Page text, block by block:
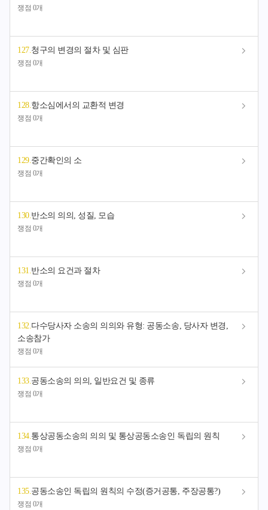
쟁점 0개
127.청구의 변경의 절차 및 심판
쟁점 0개
128.항소심에서의 교환적 변경
쟁점 0개
129.중간확인의 소
쟁점 0개
130.반소의 의의, 성질, 모습
쟁점 0개
131.반소의 요건과 절차
쟁점 0개
132.다수당사자 소송의 의의와 유형: 공동소송, 당사자 변경,
소송참가
쟁점 0개
133.공동소송의 의의, 일반요건 및 종류
쟁점 0개
134.통상공동소송의 의의 및 통상공동소송인 독립의 원칙
쟁점 0개
135.공동소송인 독립의 원칙의 수정(증거공통, 주장공통?)
쟁점 0개